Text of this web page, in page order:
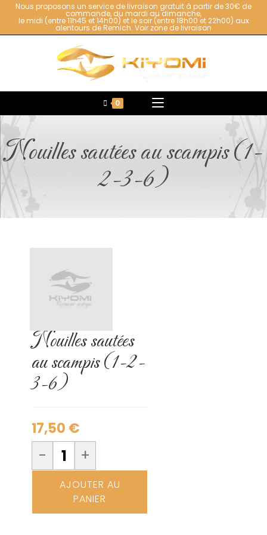
Nous proposons un service de livraison gratuit à partir de 30€ de
commande, du mardi au dimanche,
le midi (entre 11h45 et 14h00) et le soir (entre 18h00 et 22h00) aux
alentours de Remich. Voir zone de livraison
0
Nouilles sautées au scampis (1-
2-3-6)
Nouilles sautées
au scampis (1-2-
3-6)
17,50 €
- +
AJOUTER AU
PANIER